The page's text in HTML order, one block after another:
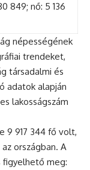
849; nő: 5 136
népességének
trendeket,
társadalmi és
adatok alapján
lakosságszám
9 917 344 fő volt,
országban. A
figyelhető meg: